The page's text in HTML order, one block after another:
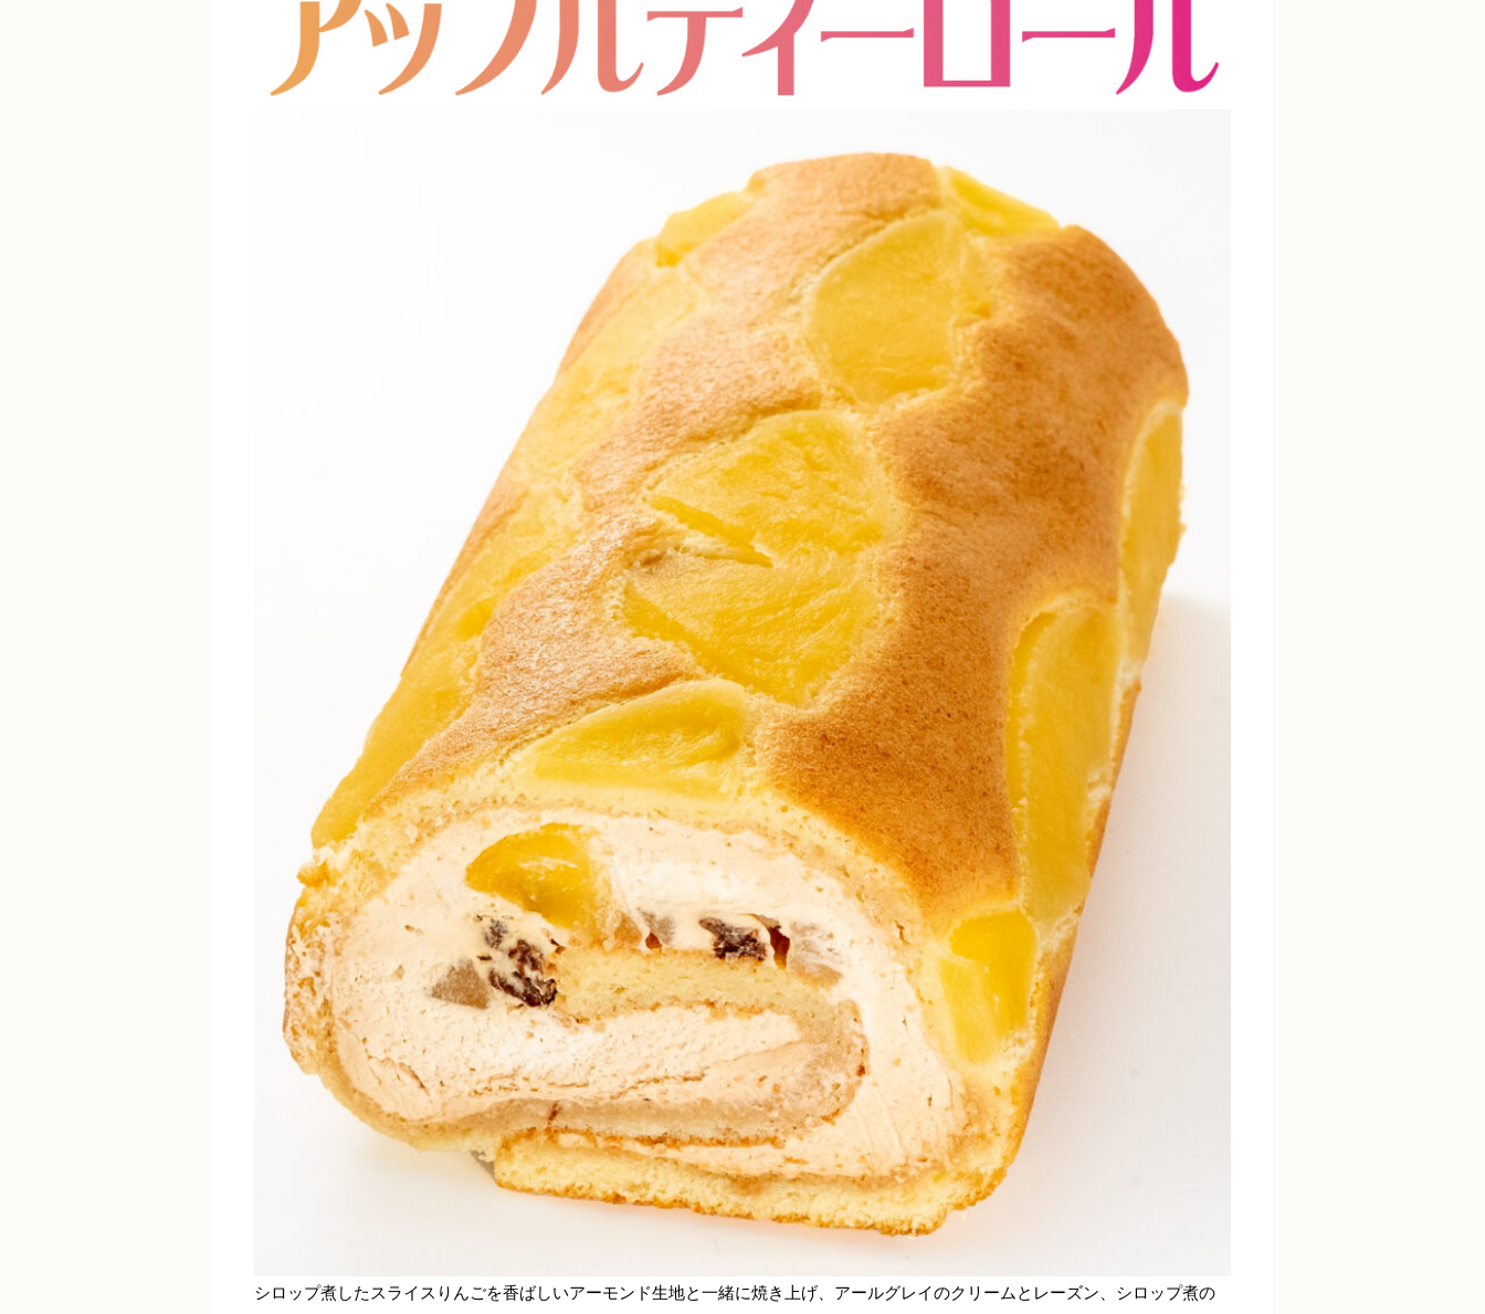
シロップ煮したスライスりんごを香ばしいアーモンド生地と一緒に焼き上げ、アールグレイのクリームとレーズン、シロップ煮の